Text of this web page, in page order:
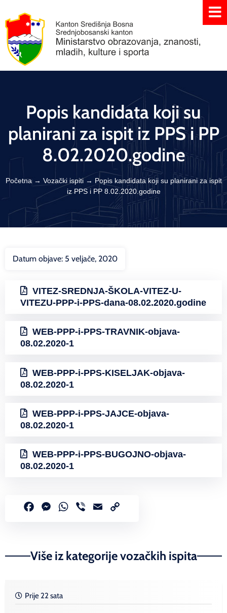
Popis kandidata koji su
planirani za ispit iz PPS i PP
8.02.2020.godine
Početna→ Vozački ispiti→ Popis kandidata koji su planirani za ispit
iz PPS i PP 8.02.2020.godine
Datum objave: 5 veljače, 2020
VITEZ-SREDNJA-ŠKOLA-VITEZ-U-
VITEZU-PPP-i-PPS-dana-08.02.2020.godine
WEB-PPP-i-PPS-TRAVNIK-objava-
08.02.2020-1
WEB-PPP-i-PPS-KISELJAK-objava-
08.02.2020-1
WEB-PPP-i-PPS-JAJCE-objava-
08.02.2020-1
WEB-PPP-i-PPS-BUGOJNO-objava-
08.02.2020-1
FacebookMessenger
WhatsApp
Viber Email
Više iz kategorije vozačkih ispita
Prije 22 sata